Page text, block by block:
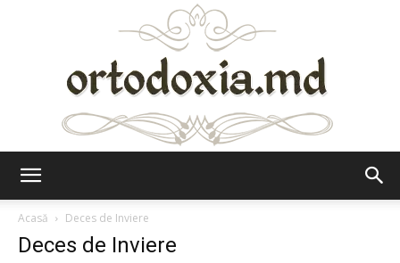
Acasă
Deces de Inviere
Deces de Inviere